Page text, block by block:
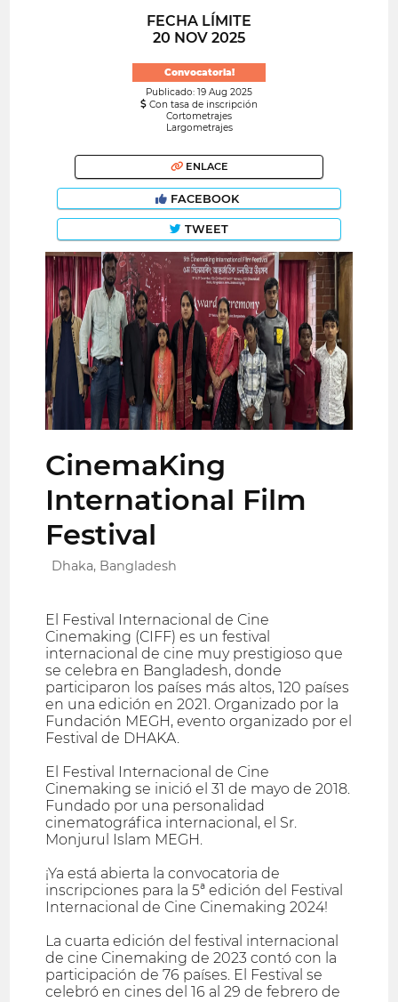
FECHA LÍMITE
20 NOV 2025
Convocatoria!
Publicado: 19 Aug 2025
Con tasa de inscripción
Cortometrajes
Largometrajes
ENLACE
FACEBOOK
TWEET
CinemaKing
International Film
Festival
Dhaka, Bangladesh
El Festival Internacional de Cine
Cinemaking (CIFF) es un festival
internacional de cine muy prestigioso que
se celebra en Bangladesh, donde
participaron los países más altos, 120 países
en una edición en 2021. Organizado por la
Fundación MEGH, evento organizado por el
Festival de DHAKA.
El Festival Internacional de Cine
Cinemaking se inició el 31 de mayo de 2018.
Fundado por una personalidad
cinematográfica internacional, el Sr.
Monjurul Islam MEGH.
¡Ya está abierta la convocatoria de
inscripciones para la 5ª edición del Festival
Internacional de Cine Cinemaking 2024!
La cuarta edición del festival internacional
de cine Cinemaking de 2023 contó con la
participación de 76 países. El Festival se
celebró en cines del 16 al 29 de febrero de